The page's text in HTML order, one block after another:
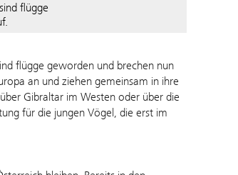
flügge
flügge geworden und brechen nun
an und ziehen gemeinsam in ihre
Gibraltar im Westen oder über die
für die jungen Vögel, die erst im